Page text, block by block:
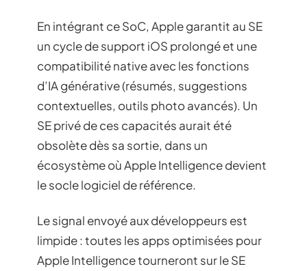
En intégrant ce SoC, Apple garantit au SE
un cycle de support iOS prolongé et une
compatibilité native avec les fonctions
d’IA générative (résumés, suggestions
contextuelles, outils photo avancés). Un
SE privé de ces capacités aurait été
obsolète dès sa sortie, dans un
écosystème où Apple Intelligence devient
le socle logiciel de référence.
Le signal envoyé aux développeurs est
limpide : toutes les apps optimisées pour
Apple Intelligence tourneront sur le SE